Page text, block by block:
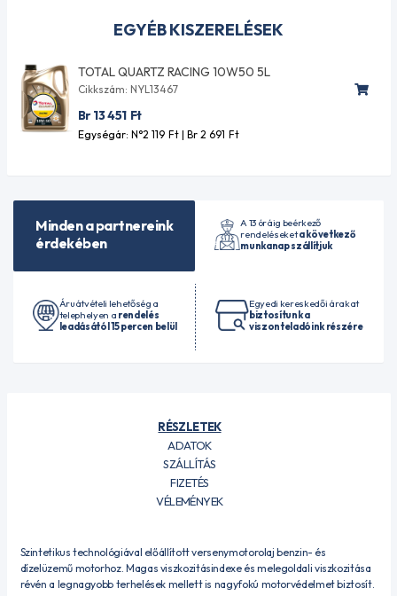
EGYÉB KISZERELÉSEK
TOTAL QUARTZ RACING 10W50 5L
Cikkszám: NYL13467
Br 13 451 Ft
Egységár: N°2 119 Ft| Br 2 691 Ft
Minden a partnereink
érdekében
A 13 óráig beérkező
rendeléseketa következő
munkanap szállítjuk
Áruátvételi lehetőség a
telephelyen a rendelés
leadásától 15 percen belül
Egyedi kereskedői árakat
biztosítunk a
viszonteladóink részére
RÉSZLETEK
ADATOK
SZÁLLÍTÁS
FIZETÉS
VÉLEMÉNYEK
Szintetikus technológiával előállított versenymotorolaj benzin- és
dízelüzemű motorhoz. Magas viszkozitásindexe és melegoldali viszkozitása
révén a legnagyobb terhelések mellett is nagyfokú motorvédelmet biztosít.